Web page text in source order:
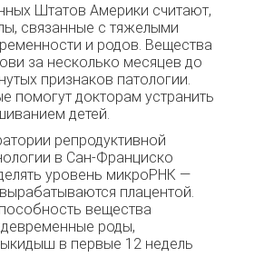
Штатов Америки считают,
связанные с тяжелыми
и родов. Вещества
за несколько месяцев до
признаков патологии.
помогут докторам устранить
детей.
репродуктивной
в Сан-Франциско
уровень микроРНК —
плацентой.
вещества
роды,
в первые 12 недель